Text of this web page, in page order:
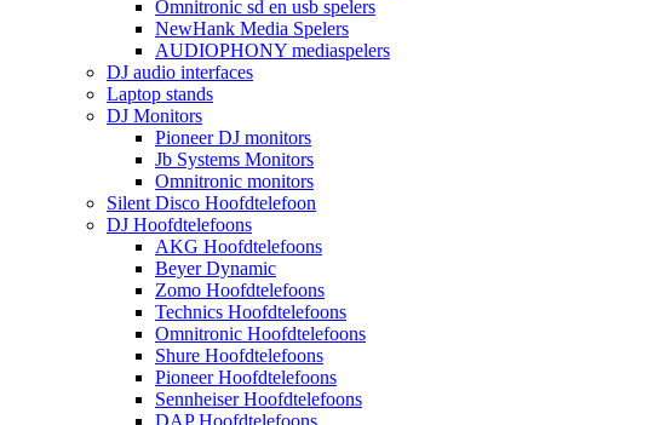
Omnitronic sd en usb spelers
NewHank Media Spelers
AUDIOPHONY mediaspelers
DJ audio interfaces
Laptop stands
DJ Monitors
Pioneer DJ monitors
Jb Systems Monitors
Omnitronic monitors
Silent Disco Hoofdtelefoon
DJ Hoofdtelefoons
AKG Hoofdtelefoons
Beyer Dynamic
Zomo Hoofdtelefoons
Technics Hoofdtelefoons
Omnitronic Hoofdtelefoons
Shure Hoofdtelefoons
Pioneer Hoofdtelefoons
Sennheiser Hoofdtelefoons
DAP Hoofdtelefoons